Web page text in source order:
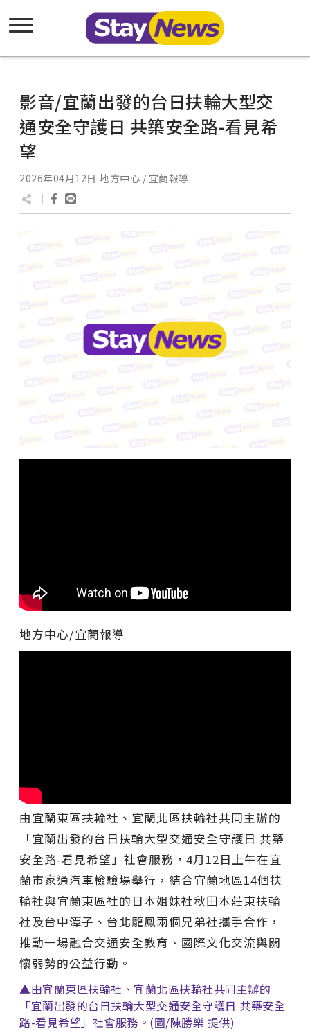
影音/宜蘭出發的台日扶輪大型交
通安全守護日 共築安全路-看見希
望
2026年04月12日 地方中心 / 宜蘭報導
地方中心/宜蘭報導
由宜蘭東區扶輪社、宜蘭北區扶輪社共同主辦的
「宜蘭出發的台日扶輪大型交通安全守護日 共築
安全路-看見希望」社會服務，4月12日上午在宜
蘭市家通汽車檢驗場舉行，結合宜蘭地區14個扶
輪社與宜蘭東區社的日本姐妹社秋田本莊東扶輪
社及台中潭子、台北龍鳳兩個兄弟社攜手合作，
推動一場融合交通安全教育、國際文化交流與關
懷弱勢的公益行動。
▲由宜蘭東區扶輪社、宜蘭北區扶輪社共同主辦的
「宜蘭出發的台日扶輪大型交通安全守護日 共築安全
路-看見希望」社會服務。(圖/陳勝樂 提供)